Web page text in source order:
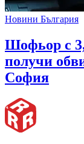
Новини България
Шофьор с
получи
София